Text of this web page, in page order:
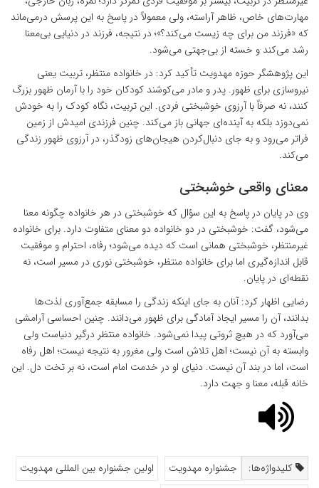
مهارت‌های خاص، ظاهر آراسته، ولی معمولاً در پاسخ به این پرسش درمی‌ماند
که «فرزند من برای چه زیست می‌کند؟»؛ در نتیجه، فرزند در دنیایی بی‌معنا
رشد می‌کند و خسته از بی‌جهتی می‌شود.
این پژوهشگر حوزه مهدویت تأکید کرد: در خانواده منتظر، تربیت یعنی
نیروسازی برای ظهور. پدر و مادر می‌کوشند کودکان خود را با آرمان ظهور بزرگ
کنند، نه صرفاً با آرزوی خوشبختی فردی. این تربیت، نگاه کودک را به خودش
نمی‌دوزد بلکه به آینده‌ای جهانی باز می‌کند. چنین فرزندی امیدش از زمین
فراتر می‌رود و به جای دنبال‌کردن هیجان‌های زودگذر، در آرزوی ظهور زندگی
می‌کند.
معنای واقعی خوشبختی
وی در پایان در پاسخ به این سؤال که خوشبختی در هر خانواده چگونه معنا
می‌شود، گفت: خوشبختی در دو خانواده دو معنای متفاوت دارد. برای خانواده
غیرمنتظر، خوشبختی همانی است که دیده می‌شود؛ رفاه، احترام و موفقیت
قابل اندازه‌گیری اما برای خانواده منتظر، خوشبختی نوری در مسیر است، نه
نقطه‌ای در پایان.
رضایی اظهار کرد: آنان به جای اینکه زندگی را مسابقه‌ جمع‌آوری لذت‌ها
بدانند، آن را مسیر ایجاد آمادگی برای ظهور می‌دانند. چنین احساسی آرامشی
می‌آورد که در هیچ ثروتی پیدا نمی‌شود. خانواده منتظر درگیر دنیاست ولی
وابسته به آن نیست؛ اهل تلاش است ولی مغرور به نتیجه نیست؛ اهل رفاه
است، اما در بند آن نیست. دنیای او در خدمت امام است، نه بر تخت دل. این
خانه قبله، معنا و جهت دارد.
کلیدواژه‌ها: جشنواره مهدویت
اولین جشنواره بین المللی مهدویت